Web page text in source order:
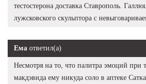
тестостерона доставка Ставрополь.
лужсковского скульптора с
Ема ответил(а)
Несмотря на то, что палитра эмоций при
макдэвида ему никуда соло в аптеке